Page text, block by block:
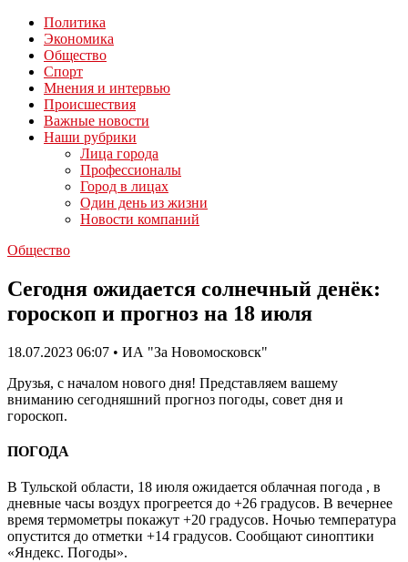
Политика
Экономика
Общество
Спорт
Мнения и интервью
Происшествия
Важные новости
Наши рубрики
Лица города
Профессионалы
Город в лицах
Один день из жизни
Новости компаний
Общество
Сегодня ожидается солнечный денёк:
гороскоп и прогноз на 18 июля
18.07.2023 06:07 • ИА "За Новомосковск"
Друзья, с началом нового дня! Представляем вашему
вниманию сегодняшний прогноз погоды, совет дня и
гороскоп.
ПОГОДА
В Тульской области, 18 июля ожидается облачная погода , в
дневные часы воздух прогреется до +26 градусов. В вечернее
время термометры покажут +20 градусов. Ночью температура
опустится до отметки +14 градусов. Сообщают синоптики
«Яндекс. Погоды».